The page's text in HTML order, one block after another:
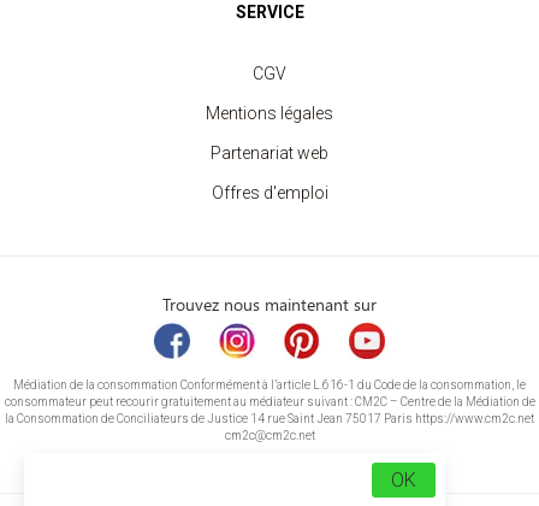
SERVICE
CGV
Mentions légales
Partenariat web
Offres d'emploi
Trouvez nous maintenant sur
Médiation de la consommation Conformément à l’article L.616-1 du Code de la consommation, le
consommateur peut recourir gratuitement au médiateur suivant : CM2C – Centre de la Médiation de
la Consommation de Conciliateurs de Justice 14 rue Saint Jean 75017 Paris https://www.cm2c.net
cm2c@cm2c.net
OK